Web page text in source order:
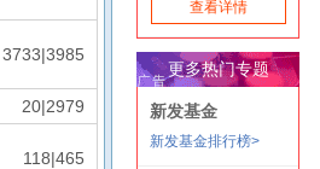
3733|3985
20|2979
118|465